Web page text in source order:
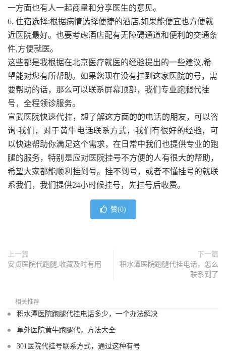
一方面也有人一起商量和分享医生的意见。
6. 住宿选择:根据病情选择便捷的酒店,如果能便宜也方便就
近医院最好。也要考虑酒店配有无障碍通道和便利的交通条
件,方便就医。
这些都是我根据在北京医疗就医的经验提出的一些建议,希
望能对您有所帮助。如果您现在没有挂到这家医院的号，需
要帮助的话，那么可以联系屏幕顶部，我们专业跑腿代挂
号，全程领诊服务。
宣武医院快速代挂，想了解这方面的的电话的朋友，可以咨
询 我们，对于黄牛电话联系方式，我们有很好的经验，可
以快速帮助你满足这个需求，在日常中我们也提供专业的跑
腿的服务，特别是应对医院挂号不方便的人有很大的帮助，
希望大家都能顺利挂到号。挂不到号，或者不懂挂号的就联
系我们，我们提供24小时候挂号，先挂号后收费。
赞(0)
上一篇
安贞医院代跑腿,收藏及时有用
下一篇
积水潭医院跑腿代挂电话，怎么
联系到了
相关推荐
积水潭医院跑腿代挂电话多少，一个办法解决
阜外医院黄牛跑腿代，方法大全
301医院代挂号联系方式，通过这种有号